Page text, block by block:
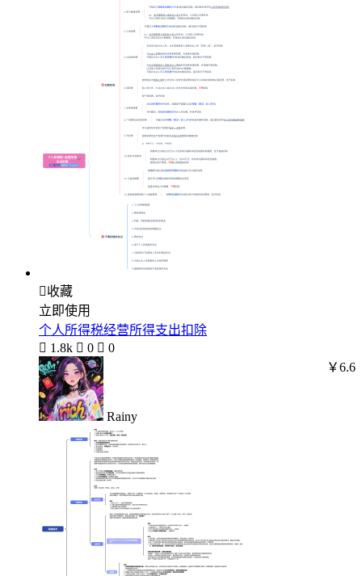
收藏
立即使用
个人所得税经营所得支出扣除
 1.8k  0  0
Rainy
￥6.6